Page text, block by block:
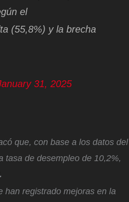
el
(55,8%) y la brecha
31, 2025
que, con base a los datos del
tasa de desempleo de 10,2%,
han registrado mejoras en la